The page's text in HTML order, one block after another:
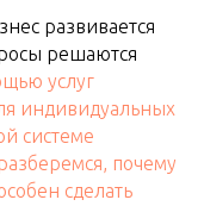
развивается
решаются
услуг
индивидуальных
системе
почему
сделать